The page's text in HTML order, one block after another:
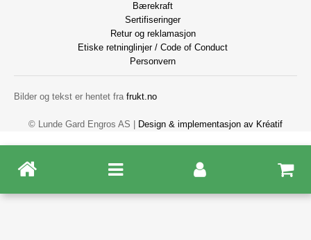
Bærekraft
Sertifiseringer
Retur og reklamasjon
Etiske retninglinjer / Code of Conduct
Personvern
Bilder og tekst er hentet fra frukt.no
© Lunde Gard Engros AS | Design & implementasjon av Kréatif